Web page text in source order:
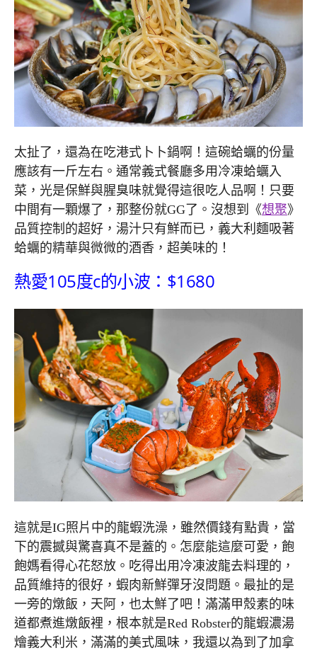
太扯了，還為在吃港式卜卜鍋啊！這碗蛤蠣的份量
應該有一斤左右。通常義式餐廳多用冷凍蛤蠣入
菜，光是保鮮與腥臭味就覺得這很吃人品啊！只要
中間有一顆爆了，那整份就GG了。沒想到《想聚》
品質控制的超好，湯汁只有鮮而已，義大利麵吸著
蛤蠣的精華與微微的酒香，超美味的！
熱愛105度c的小波：$1680
這就是IG照片中的龍蝦洗澡，雖然價錢有點貴，當
下的震撼與驚喜真不是蓋的。怎麼能這麼可愛，飽
飽媽看得心花怒放。吃得出用冷凍波龍去料理的，
品質維持的很好，蝦肉新鮮彈牙沒問題。最扯的是
一旁的燉飯，天阿，也太鮮了吧！滿滿甲殼素的味
道都煮進燉飯裡，根本就是Red Robster的龍蝦濃湯
燴義大利米，滿滿的美式風味，我還以為到了加拿